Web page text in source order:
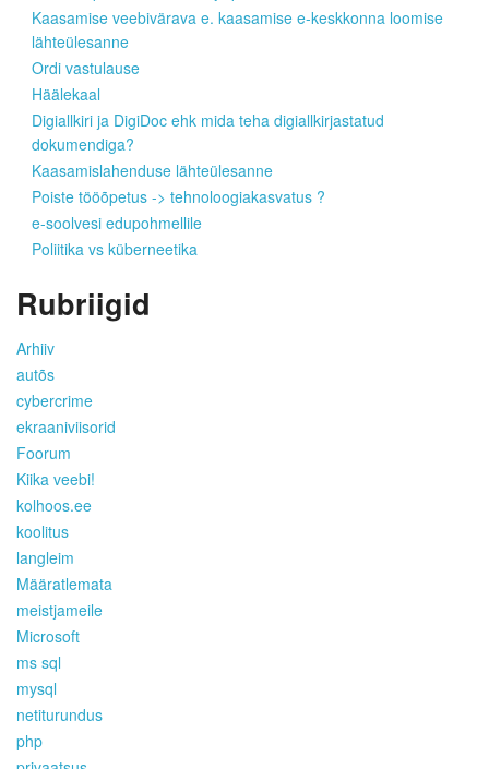
Kaasamise veebivärava e. kaasamise e-keskkonna loomise
lähteülesanne
Ordi vastulause
Häälekaal
Digiallkiri ja DigiDoc ehk mida teha digiallkirjastatud
dokumendiga?
Kaasamislahenduse lähteülesanne
Poiste tööõpetus -> tehnoloogiakasvatus ?
e-soolvesi edupohmellile
Poliitika vs küberneetika
Rubriigid
Arhiiv
autõs
cybercrime
ekraaniviisorid
Foorum
Kiika veebi!
kolhoos.ee
koolitus
langleim
Määratlemata
meistjameile
Microsoft
ms sql
mysql
netiturundus
php